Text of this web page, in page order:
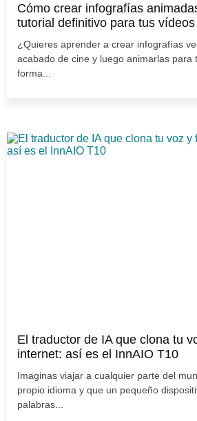
Cómo crear infografías
tutorial definitivo para tus
¿Quieres aprender a crear infografías
acabado de cine y luego animarlas para
forma...
El traductor de IA que clona tu
internet: así es el InnAIO T10
Imaginas viajar a cualquier parte del
propio idioma y que un pequeño
palabras...